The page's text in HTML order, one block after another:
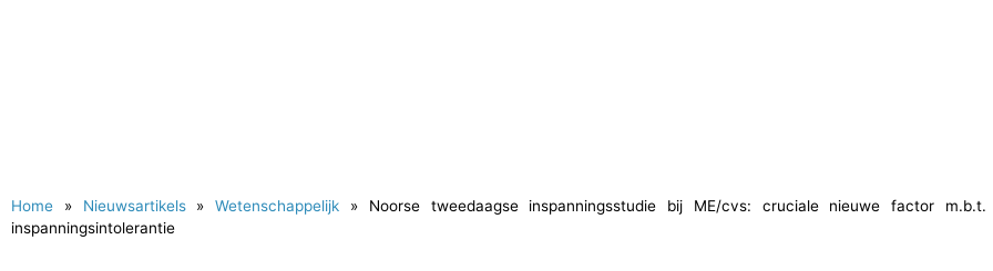
Home » Nieuwsartikels»Wetenschappelijk » Noorse tweedaagse inspanningsstudie bij ME/cvs: cruciale nieuwe factor m.b.t.
inspanningsintolerantie